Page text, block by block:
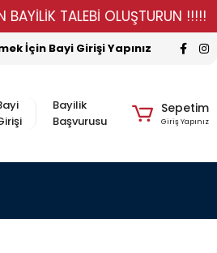
TALEBİ OLUŞTURUN !!!!!
İçin Bayi Girişi Yapınız
Bayilik
Başvurusu
Sepetim
Giriş Yapınız